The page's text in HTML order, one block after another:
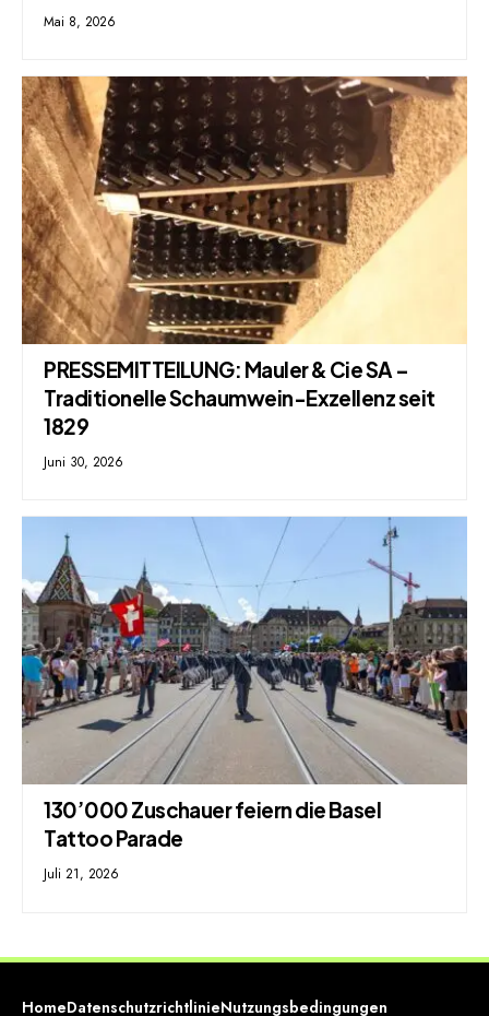
Mai 8, 2026
PRESSEMITTEILUNG: Mauler & Cie SA –
Traditionelle Schaumwein-Exzellenz seit
1829
Juni 30, 2026
130’000 Zuschauer feiern die Basel
Tattoo Parade
Juli 21, 2026
HomeDatenschutzrichtlinieNutzungsbedingungen